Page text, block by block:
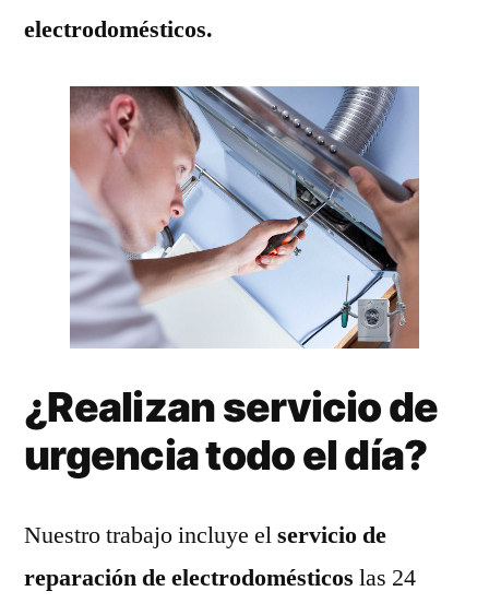
electrodomésticos.
¿Realizan servicio de
urgencia todo el día?
Nuestro trabajo incluye elservicio de
reparación de electrodomésticos las 24